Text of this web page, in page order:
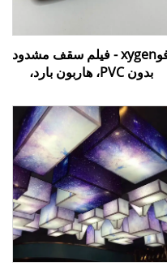
فوxygen - فيلم سقف مشدود
بدون PVC، هاربون بارد،
أدوات تركيب، مسطرة